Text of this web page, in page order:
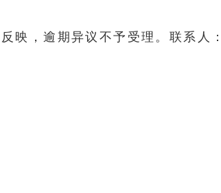
映，逾期异议不予受理。联系人